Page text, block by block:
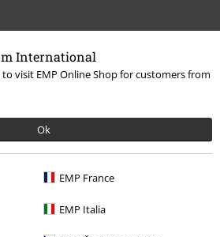
International
to visit EMP Online Shop for customers from
Ok
EMP France
EMP Italia